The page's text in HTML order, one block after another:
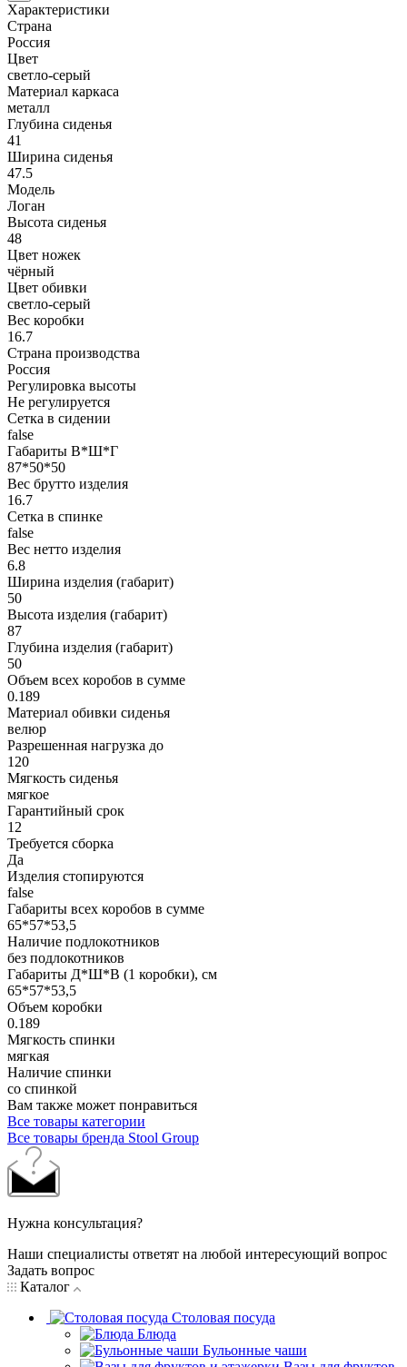
Характеристики
Страна
Россия
Цвет
светло-серый
Материал каркаса
металл
Глубина сиденья
41
Ширина сиденья
47.5
Модель
Логан
Высота сиденья
48
Цвет ножек
чёрный
Цвет обивки
светло-серый
Вес коробки
16.7
Страна производства
Россия
Регулировка высоты
Не регулируется
Сетка в сидении
false
Габариты В*Ш*Г
87*50*50
Вес брутто изделия
16.7
Сетка в спинке
false
Вес нетто изделия
6.8
Ширина изделия (габарит)
50
Высота изделия (габарит)
87
Глубина изделия (габарит)
50
Объем всех коробов в сумме
0.189
Материал обивки сиденья
велюр
Разрешенная нагрузка до
120
Мягкость сиденья
мягкое
Гарантийный срок
12
Требуется сборка
Да
Изделия стопируются
false
Габариты всех коробов в сумме
65*57*53,5
Наличие подлокотников
без подлокотников
Габариты Д*Ш*В (1 коробки), см
65*57*53,5
Объем коробки
0.189
Мягкость спинки
мягкая
Наличие спинки
со спинкой
Вам также может понравиться
Все товары категории
Все товары бренда Stool Group
Нужна консультация?
Наши специалисты ответят на любой интересующий вопрос
Задать вопрос
Каталог
Столовая посуда
Блюда
Бульонные чаши